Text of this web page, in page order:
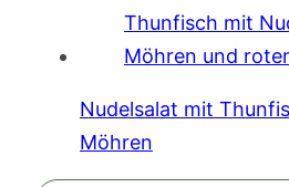
Nudelsalat mit
Möhren